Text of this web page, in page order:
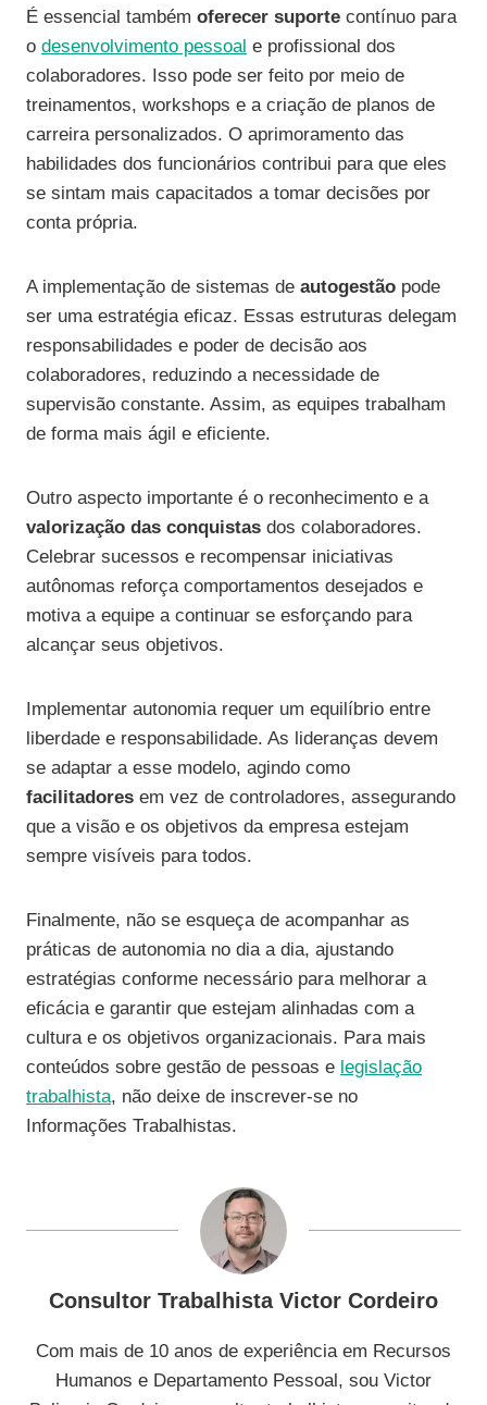
É essencial também oferecer suporte contínuo para
o desenvolvimento pessoal e profissional dos
colaboradores. Isso pode ser feito por meio de
treinamentos, workshops e a criação de planos de
carreira personalizados. O aprimoramento das
habilidades dos funcionários contribui para que eles
se sintam mais capacitados a tomar decisões por
conta própria.
A implementação de sistemas de autogestão pode
ser uma estratégia eficaz. Essas estruturas delegam
responsabilidades e poder de decisão aos
colaboradores, reduzindo a necessidade de
supervisão constante. Assim, as equipes trabalham
de forma mais ágil e eficiente.
Outro aspecto importante é o reconhecimento e a
valorização das conquistas dos colaboradores.
Celebrar sucessos e recompensar iniciativas
autônomas reforça comportamentos desejados e
motiva a equipe a continuar se esforçando para
alcançar seus objetivos.
Implementar autonomia requer um equilíbrio entre
liberdade e responsabilidade. As lideranças devem
se adaptar a esse modelo, agindo como
facilitadores em vez de controladores, assegurando
que a visão e os objetivos da empresa estejam
sempre visíveis para todos.
Finalmente, não se esqueça de acompanhar as
práticas de autonomia no dia a dia, ajustando
estratégias conforme necessário para melhorar a
eficácia e garantir que estejam alinhadas com a
cultura e os objetivos organizacionais. Para mais
conteúdos sobre gestão de pessoas e legislação
trabalhista, não deixe de inscrever-se no
Informações Trabalhistas.
Consultor Trabalhista Victor Cordeiro
Com mais de 10 anos de experiência em Recursos
Humanos e Departamento Pessoal, sou Victor